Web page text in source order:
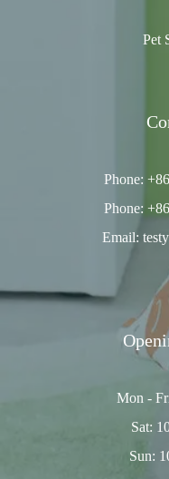
Pet
Phone:
Phone:
Email:
Mon -
Sat:
Sun: